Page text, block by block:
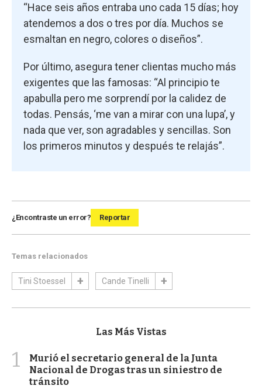
“Hace seis años entraba uno cada 15 días; hoy
atendemos a dos o tres por día. Muchos se
esmaltan en negro, colores o diseños”.
Por último, asegura tener clientas mucho más
exigentes que las famosas: “Al principio te
apabulla pero me sorprendí por la calidez de
todas. Pensás, ‘me van a mirar con una lupa’, y
nada que ver, son agradables y sencillas. Son
los primeros minutos y después te relajás”.
¿Encontraste un error? Reportar
Temas relacionados
Tini Stoessel Cande Tinelli
Las Más Vistas
1
Murió el secretario general de la Junta
Nacional de Drogas tras un siniestro de
tránsito